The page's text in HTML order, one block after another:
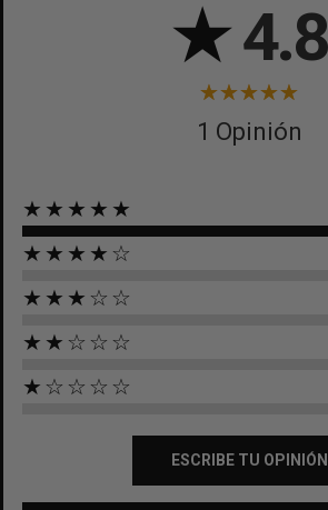
★4.8
1 Opinión
★★★★★
★★★★☆
★★★☆☆
★★☆☆☆
★☆☆☆☆
ESCRIBE TU OPINIÓN